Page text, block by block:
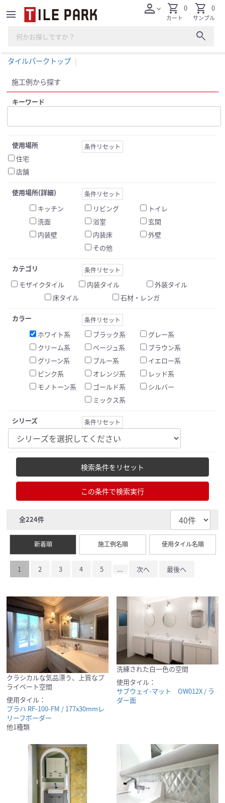
menu
search
personexpand_more shopping_cart
カート
0 shopping_cart
サンプル
0
タイルパークトップ
施工例から探す
キーワード
使用場所 条件リセット
住宅
店舗
使用場所(詳細) 条件リセット
キッチン リビング
トイレ
洗面
浴室
玄関
内装壁
内装床
外壁
その他
カテゴリ 条件リセット
モザイクタイル 内装タイル
外装タイル
床タイル
石材・レンガ
カラー 条件リセット
ホワイト系 ブラック系
グレー系
クリーム系
ベージュ系
ブラウン系
グリーン系
ブルー系
イエロー系
ピンク系
オレンジ系
レッド系
モノトーン系
ゴールド系
シルバー
ミックス系
シリーズ 条件リセット
検索条件をリセット
この条件で検索実行
全224件
新着順 施工例名順 使用タイル名順
1 2 3 4 5 ... 次へ 最後へ
クラシカルな気品漂う、上質なプ
ライベート空間
使用タイル：
プラハ RF-100-FM / 177x30mmレ
リーフボーダー
他1種類
洗練された白一色の空間
使用タイル：
サブウェイ-マット OW012X / ラ
ダー面